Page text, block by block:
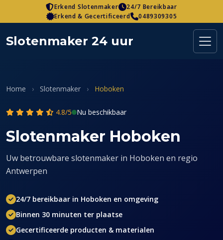
to
content
Erkend Slotenmaker
24/7 Bereikbaar
Erkend & Gecertificeerd
0489309305
Slotenmaker 24 uur
Home › Slotenmaker › Hoboken
4.8/5 Nu beschikbaar
Slotenmaker Hoboken
Uw betrouwbare slotenmaker in Hoboken en regio
Antwerpen
24/7 bereikbaar in Hoboken en omgeving
Binnen 30 minuten ter plaatse
Gecertificeerde producten & materialen